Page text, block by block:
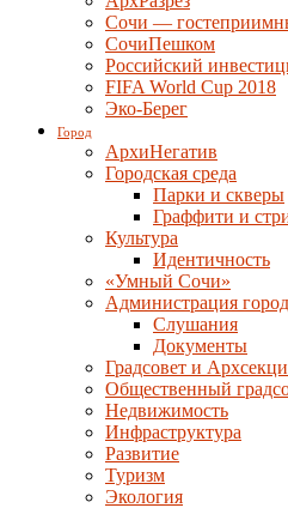
Сочи —
СочиПешком
Российский
FIFA World Cup 2018
Эко-Берег
Город
АрхиНегатив
Городская среда
Парки и скверы
Граффити и
Культура
Идентичность
«Умный Сочи»
Администрация
Слушания
Документы
Градсовет и
Общественный
Недвижимость
Инфраструктура
Развитие
Туризм
Экология